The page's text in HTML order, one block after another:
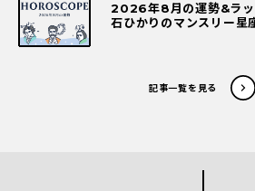
2026年8月の運勢&ラ
石ひかりのマンスリー星
記事一覧を見る